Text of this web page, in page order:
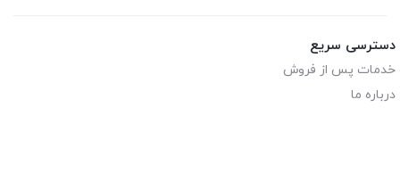
دسترسی سریع
خدمات پس از فروش
درباره ما